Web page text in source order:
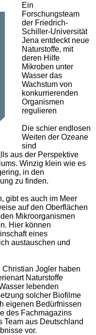
Ein
Forschungsteam
der Friedrich-
Schiller-Universität
Jena entdeckt neue
Naturstoffe, mit
deren Hilfe
Mikroben unter
Wasser das
Wachstum von
konkurrierenden
Organismen
regulieren
Die schier endlosen
Weiten der Ozeane
sind
aus der Perspektive
Winzig klein wie es
in den
zu finden.
gibt es auch im Meer
auf den Oberflächen
Mikroorganismen
Hier können
eines
austauschen und
Jogler haben
Naturstoffe
lebenden
solcher Biofilme
eigenen Bedürfnissen
des Fachmagazins
Team aus Deutschland
vor.